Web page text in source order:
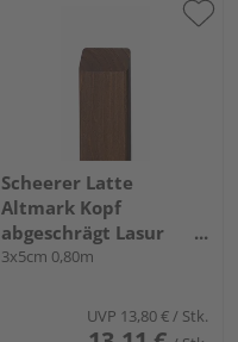
Scheerer Latte
Altmark Kopf
abgeschrägt Lasur
transparent lasiert -
3x5cm 0,80m
UVP 13,80 €/ Stk.